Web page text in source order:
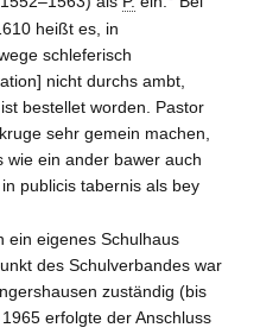
heißt es, in
schleferisch
nicht durchs ambt,
bestellet worden. Pastor
sehr gemein machen,
wie ein ander bawer auch
publicis tabernis als bey
ein eigenes Schulhaus
des Schulverbandes war
zuständig (bis
erfolgte der Anschluss